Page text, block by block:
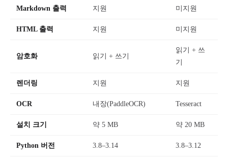
Markdown 출력 지원 미지원
HTML 출력 지원 미지원
암호화 읽기 + 쓰기
읽기 + 쓰
기
렌더링 지원 지원
OCR 내장(PaddleOCR) Tesseract
설치 크기 약 5 MB 약 20 MB
Python 버전 3.8–3.14 3.8–3.12